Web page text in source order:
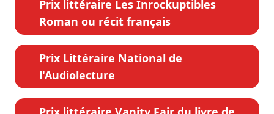
Prix littéraire Les Inrockuptibles
Roman ou récit français
Prix Littéraire National de
l'Audiolecture